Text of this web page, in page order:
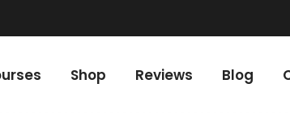
Shop Reviews Blog